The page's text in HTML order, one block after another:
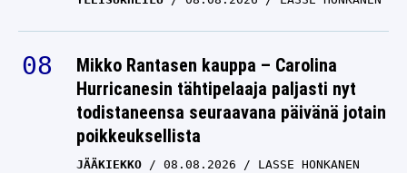
Mikko Rantasen kauppa – Carolina
Hurricanesin tähtipelaaja paljasti nyt
todistaneensa seuraavana päivänä jotain
poikkeuksellista
JÄÄKIEKKO 08.08.2026 LASSE HONKANEN